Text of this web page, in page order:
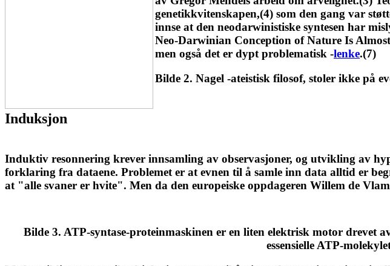
genetikkvitenskapen,(4) som den gang var
innse at den neodarwinistiske syntesen har
Neo-Darwinian Conception of Nature Is
men også det er dypt problematisk -lenke.(7)
Bilde 2. Nagel -ateistisk filosof, stoler ikke på
Induksjon
Induktiv resonnering krever innsamling av observasjoner, og utvikling av
forklaring fra dataene. Problemet er at evnen til å samle inn data alltid er
at "alle svaner er hvite". Men da den europeiske oppdageren Willem de
Bilde 3. ATP-syntase-proteinmaskinen er en liten elektrisk motor drevet
essensielle ATP-